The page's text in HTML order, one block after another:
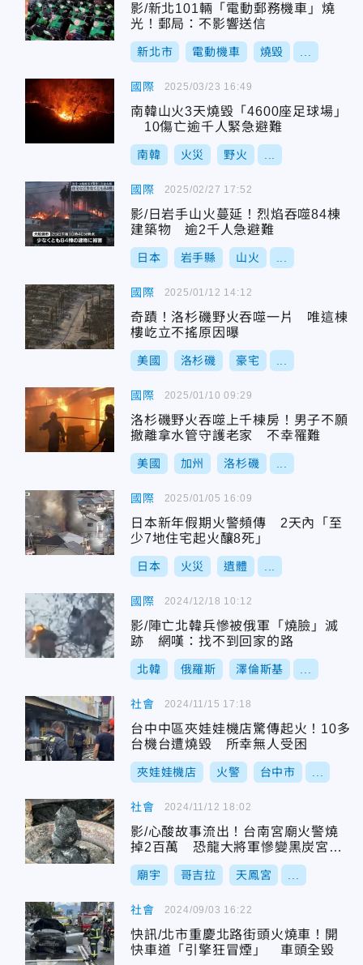
影/新北101輛「電動郵務機車」燒
光！郵局：不影響送信
新北市 電動機車 燒毀
國際
南韓山火3天燒毀「4600座足球場」
10傷亡逾千人緊急避難
南韓 火災 野火
2025/03/23 16:49
國際
影/日岩手山火蔓延！烈焰吞噬84棟
建築物 逾2千人急避難
日本 岩手縣 山火
2025/02/27 17:52
國際
奇蹟！洛杉磯野火吞噬一片 唯這棟
樓屹立不搖原因曝
美國 洛杉磯 豪宅
2025/01/12 14:12
國際
洛杉磯野火吞噬上千棟房！男子不願
撤離拿水管守護老家 不幸罹難
美國 加州 洛杉磯
2025/01/10 09:29
國際
日本新年假期火警頻傳 2天內「至
少7地住宅起火釀8死」
日本 火災 遺體
2025/01/05 16:09
國際
影/陣亡北韓兵慘被俄軍「燒臉」滅
跡 網嘆：找不到回家的路
北韓 俄羅斯 澤倫斯基
2024/12/18 10:12
社會
台中中區夾娃娃機店驚傳起火！10多
台機台遭燒毀 所幸無人受困
夾娃娃機店 火警 台中市
2024/11/15 17:18
社會
影/心酸故事流出！台南宮廟火警燒
掉2百萬 恐龍大將軍慘變黑炭宮主
淚崩
廟宇 哥吉拉 天鳳宮
2024/11/12 18:02
社會
快訊/北市重慶北路街頭火燒車！開
快車道「引擎狂冒煙」 車頭全毀
2024/09/03 16:22